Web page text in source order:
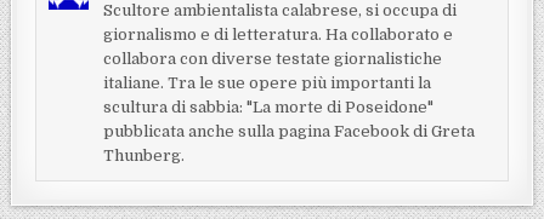
Scultore ambientalista calabrese, si occupa di
giornalismo e di letteratura. Ha collaborato e
collabora con diverse testate giornalistiche
italiane. Tra le sue opere più importanti la
scultura di sabbia: "La morte di Poseidone"
pubblicata anche sulla pagina Facebook di Greta
Thunberg.